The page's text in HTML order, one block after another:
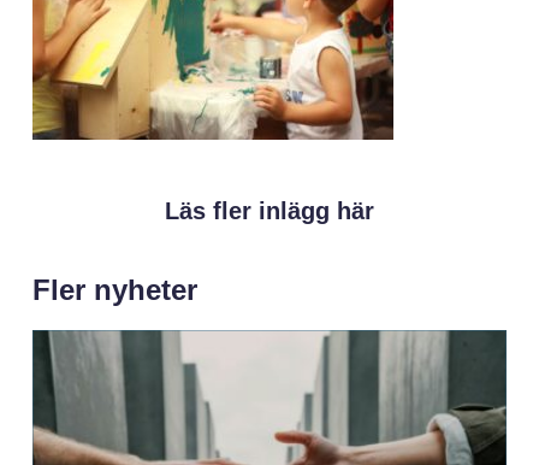
Läs fler inlägg här
Fler nyheter